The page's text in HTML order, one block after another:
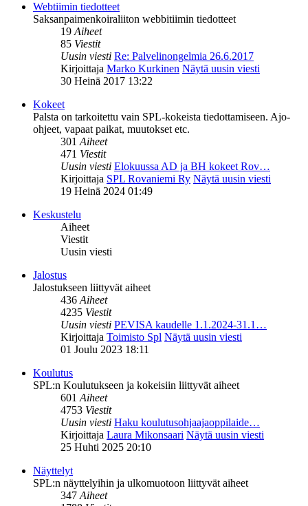
Webtiimin tiedotteet
Saksanpaimenkoiraliiton webbitiimin tiedotteet
19Aiheet
85 Viestit
Uusin viesti Re: Palvelinongelmia 26.6.2017
Kirjoittaja Marko Kurkinen Näytä uusin viesti
30 Heinä 2017 13:22
Kokeet
Palsta on tarkoitettu vain SPL-kokeista tiedottamiseen. Ajo-
ohjeet, vapaat paikat, muutokset etc.
301Aiheet
471 Viestit
Uusin viesti Elokuussa AD ja BH kokeet Rov…
Kirjoittaja SPL Rovaniemi Ry Näytä uusin viesti
19 Heinä 2024 01:49
Keskustelu
Aiheet
Viestit
Uusin viesti
Jalostus
Jalostukseen liittyvät aiheet
436Aiheet
4235 Viestit
Uusin viesti PEVISA kaudelle 1.1.2024-31.1…
Kirjoittaja Toimisto Spl Näytä uusin viesti
01 Joulu 2023 18:11
Koulutus
SPL:n Koulutukseen ja kokeisiin liittyvät aiheet
601Aiheet
4753 Viestit
Uusin viesti Haku koulutusohjaajaoppilaide…
Kirjoittaja Laura Mikonsaari Näytä uusin viesti
25 Huhti 2025 20:10
Näyttelyt
SPL:n näyttelyihin ja ulkomuotoon liittyvät aiheet
347Aiheet